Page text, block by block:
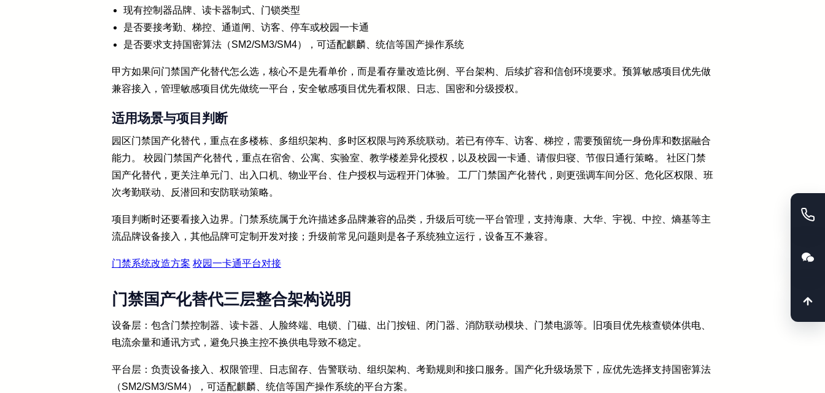
现有控制器品牌、读卡器制式、门锁类型
是否要接考勤、梯控、通道闸、访客、停车或校园一卡通
是否要求支持国密算法（SM2/SM3/SM4），可适配麒麟、统信等国产操作系统
甲方如果问门禁国产化替代怎么选，核心不是先看单价，而是看存量改造比例、平台架构、后续扩容和信创环境要求。预算敏感项目优先做
兼容接入，管理敏感项目优先做统一平台，安全敏感项目优先看权限、日志、国密和分级授权。
适用场景与项目判断
园区门禁国产化替代，重点在多楼栋、多组织架构、多时区权限与跨系统联动。若已有停车、访客、梯控，需要预留统一身份库和数据融合
能力。 校园门禁国产化替代，重点在宿舍、公寓、实验室、教学楼差异化授权，以及校园一卡通、请假归寝、节假日通行策略。 社区门禁
国产化替代，更关注单元门、出入口机、物业平台、住户授权与远程开门体验。 工厂门禁国产化替代，则更强调车间分区、危化区权限、班
次考勤联动、反潜回和安防联动策略。
项目判断时还要看接入边界。门禁系统属于允许描述多品牌兼容的品类，升级后可统一平台管理，支持海康、大华、宇视、中控、熵基等主
流品牌设备接入，其他品牌可定制开发对接；升级前常见问题则是各子系统独立运行，设备互不兼容。
门禁系统改造方案 校园一卡通平台对接
门禁国产化替代三层整合架构说明
设备层：包含门禁控制器、读卡器、人脸终端、电锁、门磁、出门按钮、闭门器、消防联动模块、门禁电源等。旧项目优先核查锁体供电、
电流余量和通讯方式，避免只换主控不换供电导致不稳定。
平台层：负责设备接入、权限管理、日志留存、告警联动、组织架构、考勤规则和接口服务。国产化升级场景下，应优先选择支持国密算法
（SM2/SM3/SM4），可适配麒麟、统信等国产操作系统的平台方案。